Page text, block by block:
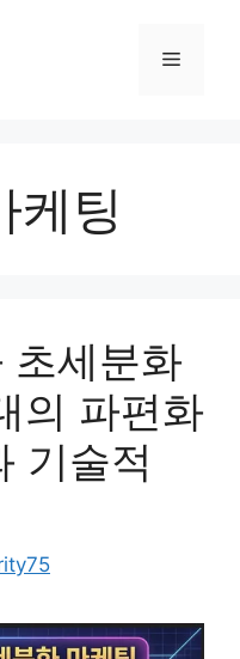
메
케팅
초세분화
의 파편화
기술적